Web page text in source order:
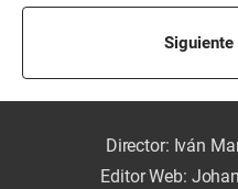
Director: Iván
Editor Web: